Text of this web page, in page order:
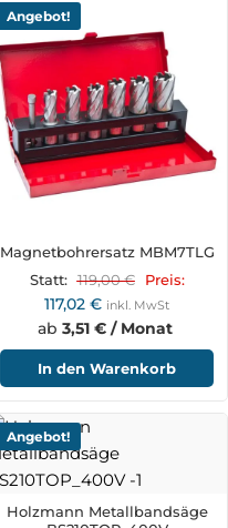
Angebot!
Magnetbohrersatz MBM7TLG
Statt: 119,00€ Preis:
117,02 € inkl. MwSt
ab 3,51 € / Monat
In den Warenkorb
Angebot!
Holzmann Metallbandsäge